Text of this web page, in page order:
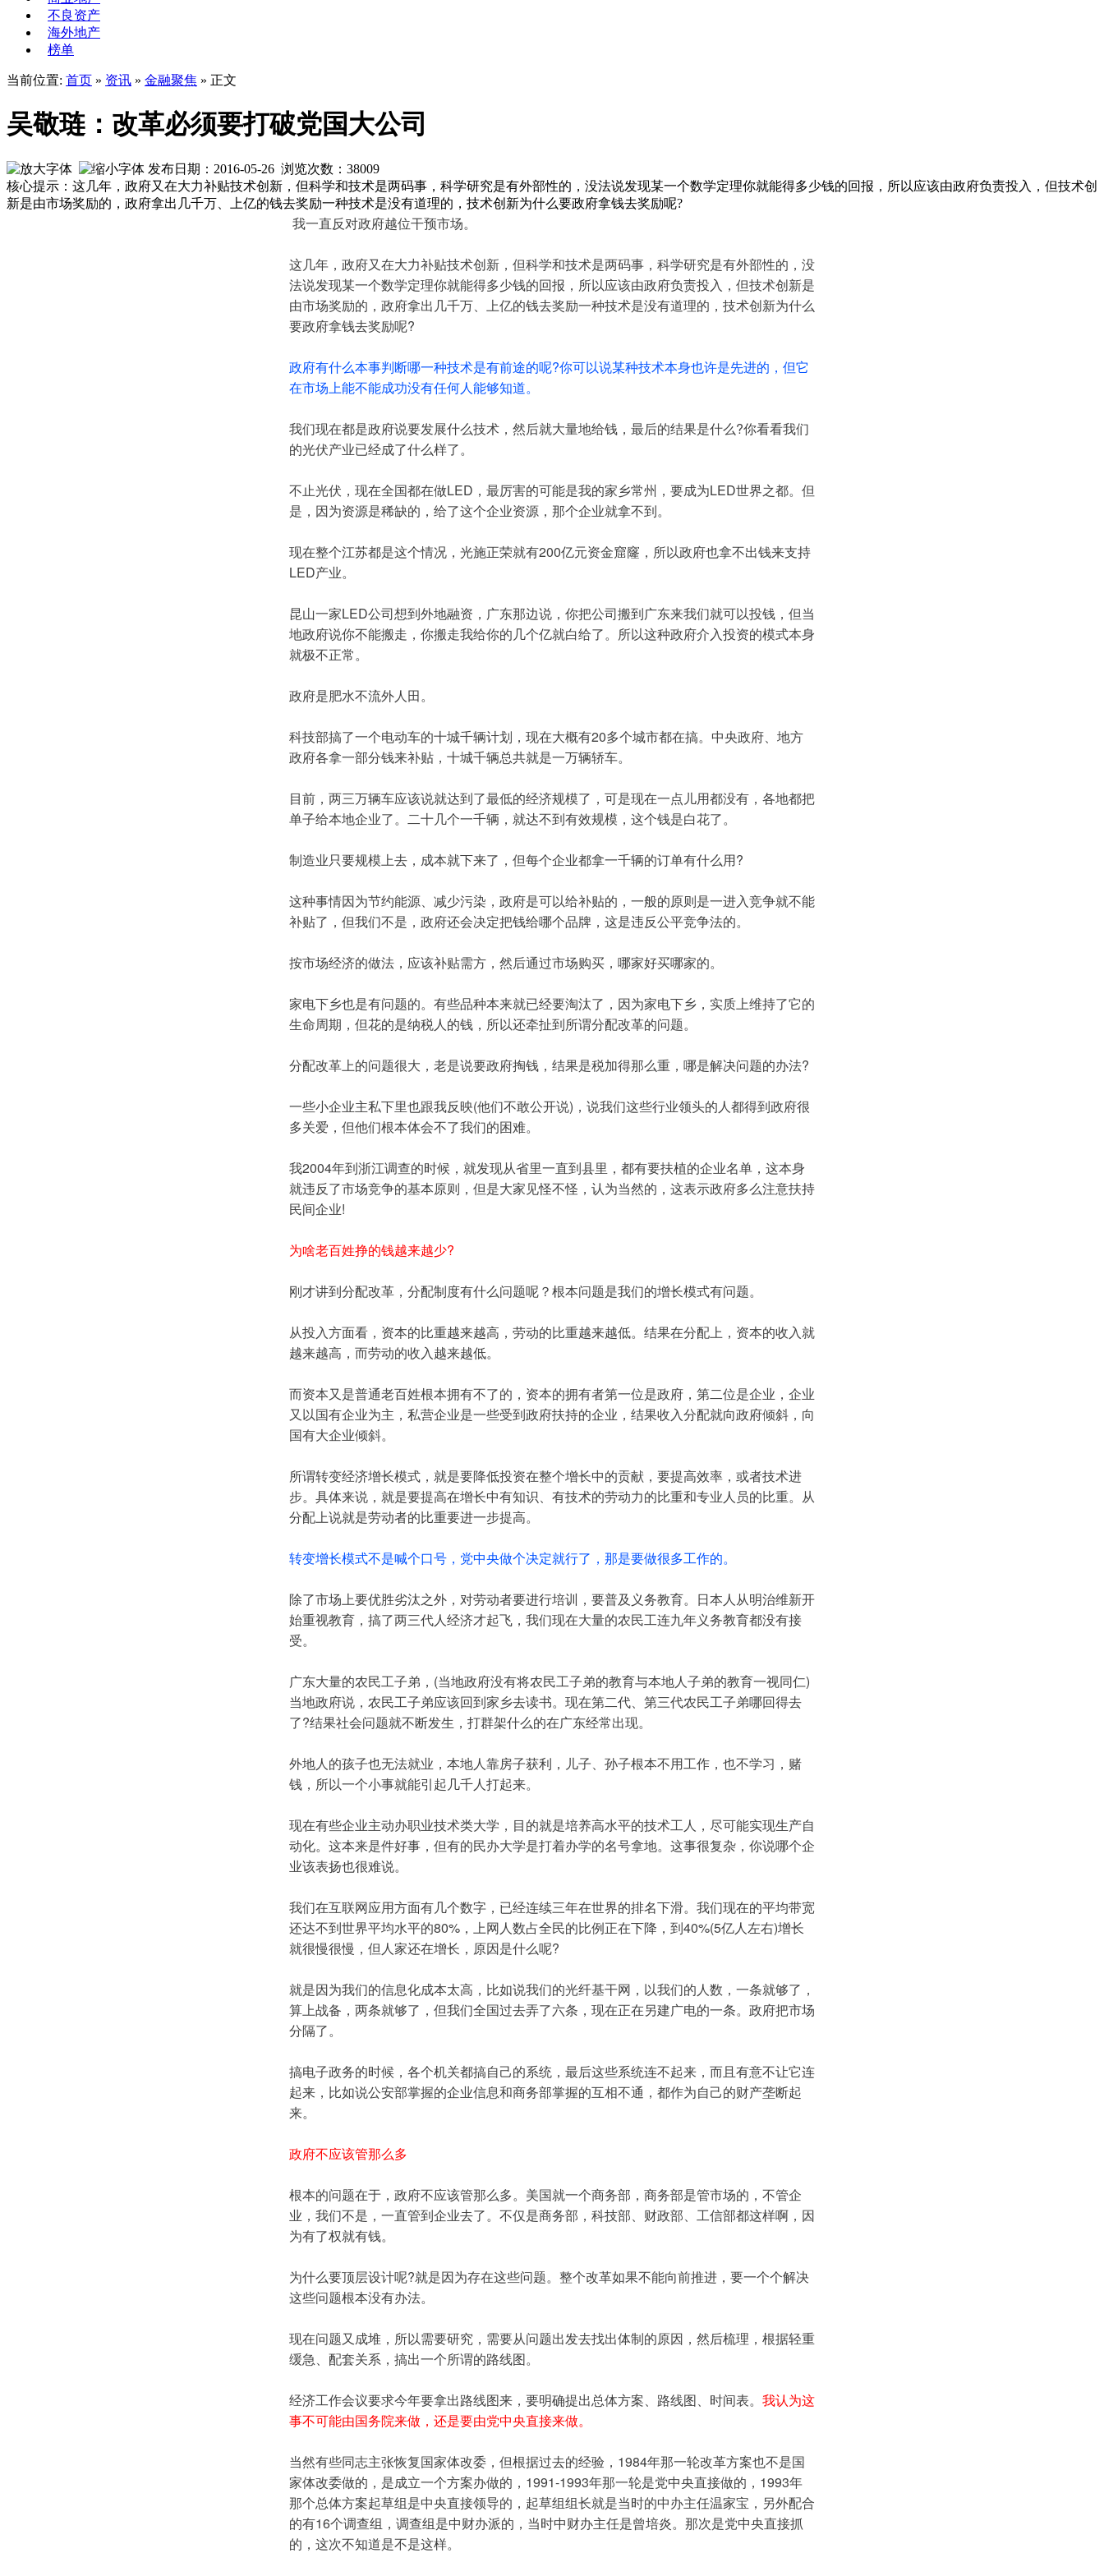
不良资产
海外地产
榜单
当前位置: 首页 » 资讯 » 金融聚焦 » 正文
吴敬琏：改革必须要打破党国大公司
发布日期：2016-05-26 浏览次数： 38009
核心提示：这几年，政府又在大力补贴技术创新，但科学和技术是两码事，科学研究是有外部性的，没法说发现某一个数学定理你就能得多少钱的回报，所以应该由政府负责投入，但技术创
新是由市场奖励的，政府拿出几千万、上亿的钱去奖励一种技术是没有道理的，技术创新为什么要政府拿钱去奖励呢?
我一直反对政府越位干预市场。
这几年，政府又在大力补贴技术创新，但科学和技术是两码事，科学研究是有外部性的，没
法说发现某一个数学定理你就能得多少钱的回报，所以应该由政府负责投入，但技术创新是
由市场奖励的，政府拿出几千万、上亿的钱去奖励一种技术是没有道理的，技术创新为什么
要政府拿钱去奖励呢?
政府有什么本事判断哪一种技术是有前途的呢?你可以说某种技术本身也许是先进的，但它
在市场上能不能成功没有任何人能够知道。
我们现在都是政府说要发展什么技术，然后就大量地给钱，最后的结果是什么?你看看我们
的光伏产业已经成了什么样了。
不止光伏，现在全国都在做LED，最厉害的可能是我的家乡常州，要成为LED世界之都。但
是，因为资源是稀缺的，给了这个企业资源，那个企业就拿不到。
现在整个江苏都是这个情况，光施正荣就有200亿元资金窟窿，所以政府也拿不出钱来支持
LED产业。
昆山一家LED公司想到外地融资，广东那边说，你把公司搬到广东来我们就可以投钱，但当
地政府说你不能搬走，你搬走我给你的几个亿就白给了。所以这种政府介入投资的模式本身
就极不正常。
政府是肥水不流外人田。
科技部搞了一个电动车的十城千辆计划，现在大概有20多个城市都在搞。中央政府、地方
政府各拿一部分钱来补贴，十城千辆总共就是一万辆轿车。
目前，两三万辆车应该说就达到了最低的经济规模了，可是现在一点儿用都没有，各地都把
单子给本地企业了。二十几个一千辆，就达不到有效规模，这个钱是白花了。
制造业只要规模上去，成本就下来了，但每个企业都拿一千辆的订单有什么用?
这种事情因为节约能源、减少污染，政府是可以给补贴的，一般的原则是一进入竞争就不能
补贴了，但我们不是，政府还会决定把钱给哪个品牌，这是违反公平竞争法的。
按市场经济的做法，应该补贴需方，然后通过市场购买，哪家好买哪家的。
家电下乡也是有问题的。有些品种本来就已经要淘汰了，因为家电下乡，实质上维持了它的
生命周期，但花的是纳税人的钱，所以还牵扯到所谓分配改革的问题。
分配改革上的问题很大，老是说要政府掏钱，结果是税加得那么重，哪是解决问题的办法?
一些小企业主私下里也跟我反映(他们不敢公开说)，说我们这些行业领头的人都得到政府很
多关爱，但他们根本体会不了我们的困难。
我2004年到浙江调查的时候，就发现从省里一直到县里，都有要扶植的企业名单，这本身
就违反了市场竞争的基本原则，但是大家见怪不怪，认为当然的，这表示政府多么注意扶持
民间企业!
为啥老百姓挣的钱越来越少?
刚才讲到分配改革，分配制度有什么问题呢？根本问题是我们的增长模式有问题。
从投入方面看，资本的比重越来越高，劳动的比重越来越低。结果在分配上，资本的收入就
越来越高，而劳动的收入越来越低。
而资本又是普通老百姓根本拥有不了的，资本的拥有者第一位是政府，第二位是企业，企业
又以国有企业为主，私营企业是一些受到政府扶持的企业，结果收入分配就向政府倾斜，向
国有大企业倾斜。
所谓转变经济增长模式，就是要降低投资在整个增长中的贡献，要提高效率，或者技术进
步。具体来说，就是要提高在增长中有知识、有技术的劳动力的比重和专业人员的比重。从
分配上说就是劳动者的比重要进一步提高。
转变增长模式不是喊个口号，党中央做个决定就行了，那是要做很多工作的。
除了市场上要优胜劣汰之外，对劳动者要进行培训，要普及义务教育。日本人从明治维新开
始重视教育，搞了两三代人经济才起飞，我们现在大量的农民工连九年义务教育都没有接
受。
广东大量的农民工子弟，(当地政府没有将农民工子弟的教育与本地人子弟的教育一视同仁)
当地政府说，农民工子弟应该回到家乡去读书。现在第二代、第三代农民工子弟哪回得去
了?结果社会问题就不断发生，打群架什么的在广东经常出现。
外地人的孩子也无法就业，本地人靠房子获利，儿子、孙子根本不用工作，也不学习，赌
钱，所以一个小事就能引起几千人打起来。
现在有些企业主动办职业技术类大学，目的就是培养高水平的技术工人，尽可能实现生产自
动化。这本来是件好事，但有的民办大学是打着办学的名号拿地。这事很复杂，你说哪个企
业该表扬也很难说。
我们在互联网应用方面有几个数字，已经连续三年在世界的排名下滑。我们现在的平均带宽
还达不到世界平均水平的80%，上网人数占全民的比例正在下降，到40%(5亿人左右)增长
就很慢很慢，但人家还在增长，原因是什么呢?
就是因为我们的信息化成本太高，比如说我们的光纤基干网，以我们的人数，一条就够了，
算上战备，两条就够了，但我们全国过去弄了六条，现在正在另建广电的一条。政府把市场
分隔了。
搞电子政务的时候，各个机关都搞自己的系统，最后这些系统连不起来，而且有意不让它连
起来，比如说公安部掌握的企业信息和商务部掌握的互相不通，都作为自己的财产垄断起
来。
政府不应该管那么多
根本的问题在于，政府不应该管那么多。美国就一个商务部，商务部是管市场的，不管企
业，我们不是，一直管到企业去了。不仅是商务部，科技部、财政部、工信部都这样啊，因
为有了权就有钱。
为什么要顶层设计呢?就是因为存在这些问题。整个改革如果不能向前推进，要一个个解决
这些问题根本没有办法。
现在问题又成堆，所以需要研究，需要从问题出发去找出体制的原因，然后梳理，根据轻重
缓急、配套关系，搞出一个所谓的路线图。
经济工作会议要求今年要拿出路线图来，要明确提出总体方案、路线图、时间表。 我认为这
事不可能由国务院来做，还是要由党中央直接来做。
当然有些同志主张恢复国家体改委，但根据过去的经验，1984年那一轮改革方案也不是国
家体改委做的，是成立一个方案办做的，1991-1993年那一轮是党中央直接做的，1993年
那个总体方案起草组是中央直接领导的，起草组组长就是当时的中办主任温家宝，另外配合
的有16个调查组，调查组是中财办派的，当时中财办主任是曾培炎。那次是党中央直接抓
的，这次不知道是不是这样。